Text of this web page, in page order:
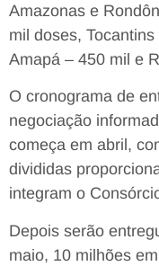
Amazonas e
mil doses,
Amapá – 450 mil e
O cronograma de
negociação
começa em abril,
divididas
integram o
Depois serão
maio, 10 milhões